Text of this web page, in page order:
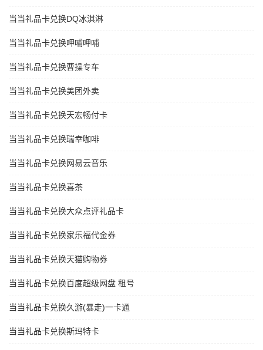
当当礼品卡兑换DQ冰淇淋
当当礼品卡兑换呷哺呷哺
当当礼品卡兑换曹操专车
当当礼品卡兑换美团外卖
当当礼品卡兑换天宏畅付卡
当当礼品卡兑换瑞幸咖啡
当当礼品卡兑换网易云音乐
当当礼品卡兑换喜茶
当当礼品卡兑换大众点评礼品卡
当当礼品卡兑换家乐福代金券
当当礼品卡兑换天猫购物券
当当礼品卡兑换百度超级网盘 租号
当当礼品卡兑换久游(暴走)一卡通
当当礼品卡兑换斯玛特卡